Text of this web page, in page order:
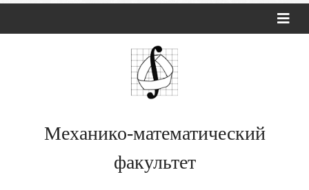
Механико-математический
факультет